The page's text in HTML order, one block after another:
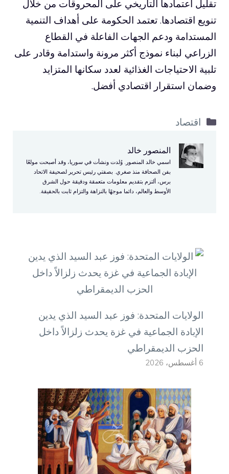
تقليل اعتمادها التاريخي على المحروقات من خلال
تنويع اقتصادها. تعتمد الحكومة على أهداف التنمية
المستدامة ودعم الجهات الفاعلة في القطاع
الزراعي لبناء نموذج أكثر مرونة واستدامة وقادر على
تلبية الاحتياجات الغذائية لعدد سكانها المتزايد
وضمان استقرار اقتصادي أفضل.
التصنيفات
اقتصاد
المنصور خالد
اسمي خالد المنصور. وُلدت ونشأت في سوريا، وقد أصبحت مولعًا
بفن الصحافة منذ صغري. بصفتي رئيس تحرير لصحيفة الاتحاد
برس، ألتزم بتقديم معلومات متعمقة ودقيقة حول الشرق
الأوسط والعالم، دائما موجهًا بالنزاهة والتزام ثابت بالحقيقة.
الولايات المتحدة: فوز عبد السيد الذي يدين
الإبادة الجماعية في غزة يحدث زلزالاً داخل
الحزب الديمقراطي
6 أغسطس، 2026